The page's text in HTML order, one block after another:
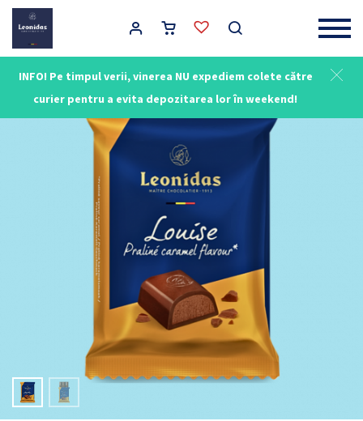
INFO! Pe timpul verii, vinerea NU expediem colete către
curier pentru a evita depozitarea lor în weekend!
Main Navigation